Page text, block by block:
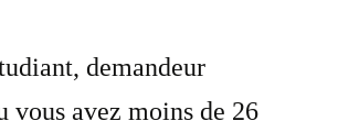
demandeur
vous avez moins de 26